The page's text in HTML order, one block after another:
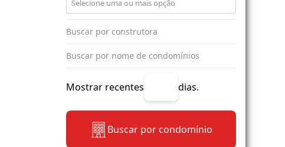
Mostrar recentes dias.
Buscar por condomínio